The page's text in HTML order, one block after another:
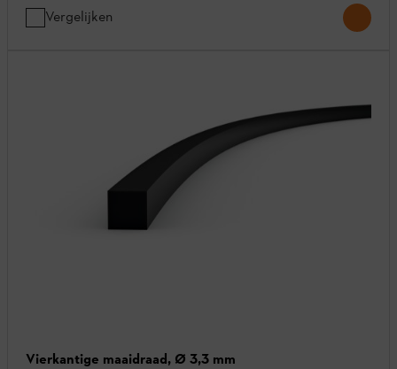
Vergelijken
Vierkantige maaidraad, Ø 3,3 mm